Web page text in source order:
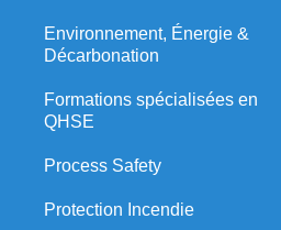
Environnement, Énergie &
Décarbonation
⁠Formations spécialisées en
QHSE
Process Safety
Protection Incendie